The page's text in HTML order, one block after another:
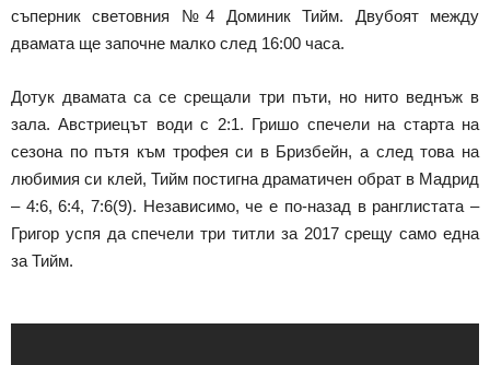
съперник световния №4 Доминик Тийм. Двубоят между
двамата ще започне малко след 16:00 часа.
Дотук двамата са се срещали три пъти, но нито веднъж в
зала. Австриецът води с 2:1. Гришо спечели на старта на
сезона по пътя към трофея си в Бризбейн, а след това на
любимия си клей, Тийм постигна драматичен обрат в Мадрид
– 4:6, 6:4, 7:6(9). Независимо, че е по-назад в ранглистата –
Григор успя да спечели три титли за 2017 срещу само една
за Тийм.